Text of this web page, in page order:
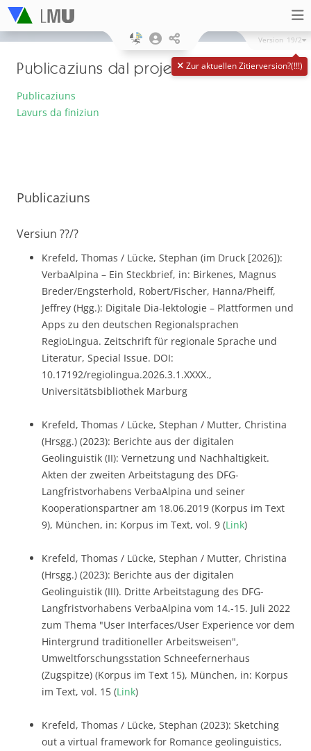
Zur aktuellen Zitierversion?(!!!)
Version 19/2
Publicaziuns dal project
Publicaziuns
Lavurs da finiziun
Publicaziuns
Versiun ??/?
Krefeld, Thomas / Lücke, Stephan (im Druck [2026]):
VerbaAlpina – Ein Steckbrief, in: Birkenes, Magnus
Breder/Engsterhold, Robert/Fischer, Hanna/Pheiff,
Jeffrey (Hgg.): Digitale Dia-lektologie – Plattformen und
Apps zu den deutschen Regionalsprachen
RegioLingua. Zeitschrift für regionale Sprache und
Literatur, Special Issue. DOI:
10.17192/regiolingua.2026.3.1.XXXX.,
Universitätsbibliothek Marburg
Krefeld, Thomas / Lücke, Stephan / Mutter, Christina
(Hrsgg.) (2023): Berichte aus der digitalen
Geolinguistik (II): Vernetzung und Nachhaltigkeit.
Akten der zweiten Arbeitstagung des DFG-
Langfristvorhabens VerbaAlpina und seiner
Kooperationspartner am 18.06.2019 (Korpus im Text
9), München, in: Korpus im Text, vol. 9 (Link)
Krefeld, Thomas / Lücke, Stephan / Mutter, Christina
(Hrsgg.) (2023): Berichte aus der digitalen
Geolinguistik (III). Dritte Arbeitstagung des DFG-
Langfristvorhabens VerbaAlpina vom 14.-15. Juli 2022
zum Thema "User Interfaces/User Experience vor dem
Hintergrund traditioneller Arbeitsweisen",
Umweltforschungsstation Schneefernerhaus
(Zugspitze) (Korpus im Text 15), München, in: Korpus
im Text, vol. 15 (Link)
Krefeld, Thomas / Lücke, Stephan (2023): Sketching
out a virtual framework for Romance geolinguistics,